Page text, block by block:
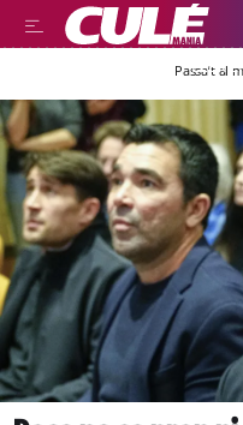
LEER
Passa’t al